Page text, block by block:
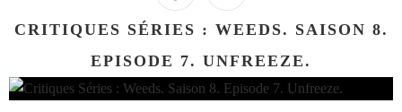
CRITIQUES SÉRIES : WEEDS. SAISON 8.
EPISODE 7. UNFREEZE.